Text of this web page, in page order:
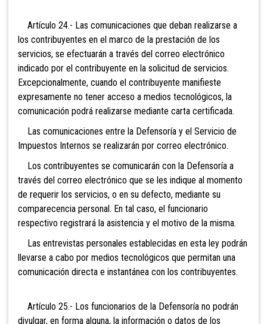
Artículo 24.- Las comunicaciones que deban realizarse a
los contribuyentes en el marco de la prestación de los
servicios, se efectuarán a través del correo electrónico
indicado por el contribuyente en la solicitud de servicios.
Excepcionalmente, cuando el contribuyente manifieste
expresamente no tener acceso a medios tecnológicos, la
comunicación podrá realizarse mediante carta certificada.
Las comunicaciones entre la Defensoría y el Servicio de
Impuestos Internos se realizarán por correo electrónico.
Los contribuyentes se comunicarán con la Defensoría a
través del correo electrónico que se les indique al momento
de requerir los servicios, o en su defecto, mediante su
comparecencia personal. En tal caso, el funcionario
respectivo registrará la asistencia y el motivo de la misma.
Las entrevistas personales establecidas en esta ley podrán
llevarse a cabo por medios tecnológicos que permitan una
comunicación directa e instantánea con los contribuyentes.
Artículo 25.- Los funcionarios de la Defensoría no podrán
divulgar, en forma alguna, la información o datos de los